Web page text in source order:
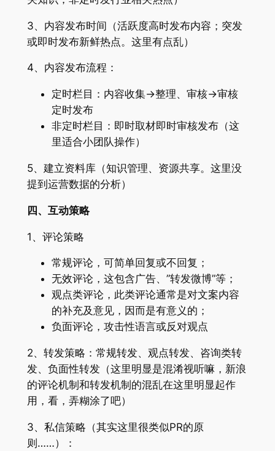
3、内容发布时间（活跃度高时发布内容；突发
或即时发布新鲜热点。这里有点乱）
4、内容发布流程：
定时栏目：内容收集→整理、审核→审核
定时发布
非定时栏目：即时取材即时审核发布（这
里适合小团队操作）
5、建立资料库（知识管理、资源共享。这里没
提到运营数据的分析）
四、互动策略
1、评论策略
常规评论，可简单回复或不回复；
无效评论，这包含广告、”转发微博”等；
观点类评论，此类评论通常是对文案内容
的补充及意见，因而是有意义的；
负面评论，攻击性语言或反对观点
2、转发策略：常规转发、观点转发、咨询类转
发、负面性转发（这里明显是混淆视听嘛，新浪
的评论机制和转发机制的混乱在这里明显起作
用，看，弄糊涂了吧）
3、私信策略（其实这里很类似PR的原
则……）：